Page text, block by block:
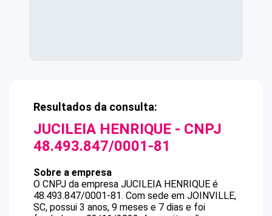
Resultados da consulta:
JUCILEIA HENRIQUE - CNPJ
48.493.847/0001-81
Sobre a empresa
O CNPJ da empresa JUCILEIA HENRIQUE é
48.493.847/0001-81. Com sede em JOINVILLE,
SC, possui 3 anos, 9 meses e 7 dias e foi